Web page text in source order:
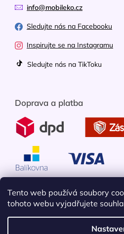
Tento web používá soubory
tohoto webu vyjadřujete
info@mobileko.cz
Sledujte nás na Facebooku
Inspirujte se na Instagramu
Sledujte nás na TikToku
Doprava a platba
Vytvořil